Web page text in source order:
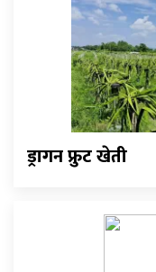
ड्रागन फ्रुट खेती